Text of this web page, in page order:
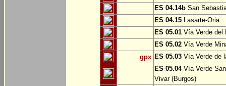
ES 04.14b San
ES 04.15 Lasarte-Oria
ES 05.01 Vía Verde del
ES 05.02 Vía Verde
gpx ES 05.03 Vía Verde de
ES 05.04Vía Verde
Vivar (Burgos)